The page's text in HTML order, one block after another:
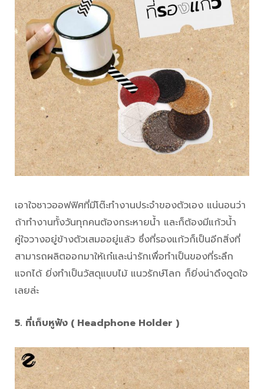
เอาใจชาวออฟฟิศที่มีโต๊ะทำงานประจำของตัวเอง แน่นอนว่า
ถ้าทำงานทั้งวันทุกคนต้องกระหายน้ำ และก็ต้องมีแก้วน้ำ
คู่ใจวางอยู่ข้างตัวเสมออยู่แล้ว ซึ่งที่รองแก้วก็เป็นอีกสิ่งที่
สามารถผลิตออกมาให้เก๋และน่ารักเพื่อทำเป็นของที่ระลึก
แจกได้ ยิ่งทำเป็นวัสดุแบบไม้ แนวรักษ์โลก ก็ยิ่งน่าดึงดูดใจ
เลยล่ะ
5. ที่เก็บหูฟัง ( Headphone Holder )